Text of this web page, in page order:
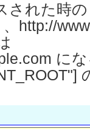
された時
http://
に